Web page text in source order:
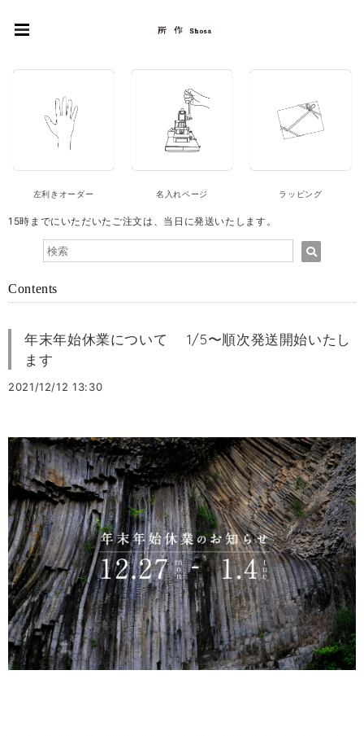
左利きオーダー 名入れページ ラッピング
15時までにいただいたご注文は、当日に発送いたします。
Contents
年末年始休業について 1/5〜順次発送開始いたし
ます
2021/12/12 13:30